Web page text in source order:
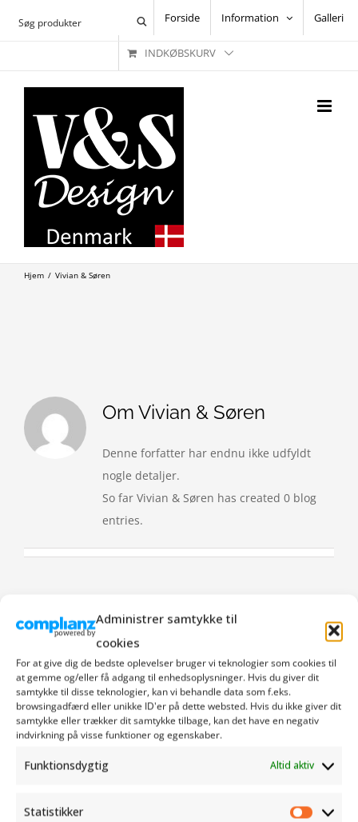
Administrer samtykke til
cookies
For at give dig de bedste oplevelser bruger vi teknologier som cookies til
at gemme og/eller få adgang til enhedsoplysninger. Hvis du giver dit
samtykke til disse teknologier, kan vi behandle data som f.eks.
browsingadfærd eller unikke ID'er på dette websted. Hvis du ikke giver dit
samtykke eller trækker dit samtykke tilbage, kan det have en negativ
indvirkning på visse funktioner og egenskaber.
Funktionsdygtig Altid aktiv
Statistikker
Forside Information Galleri
INDKØBSKURV
Hjem / Vivian & Søren
Om Vivian & Søren
Denne forfatter har endnu ikke udfyldt
nogle detaljer.
So far Vivian & Søren has created 0 blog
entries.